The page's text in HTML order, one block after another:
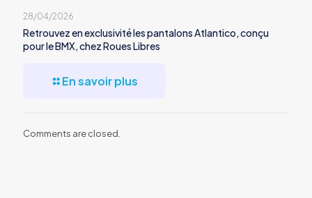
28/04/2026
Retrouvez en exclusivité les pantalons Atlantico, conçu
pour le BMX, chez Roues Libres
En savoir plus
Comments are closed.